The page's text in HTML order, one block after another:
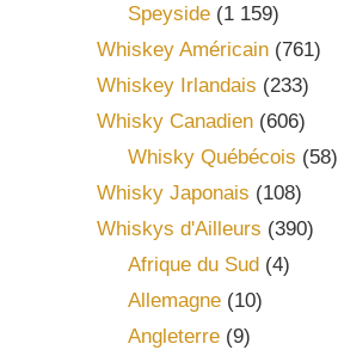
Speyside(1 159)
Whiskey Américain (761)
Whiskey Irlandais (233)
Whisky Canadien (606)
Whisky Québécois (58)
Whisky Japonais (108)
Whiskys d'Ailleurs (390)
Afrique du Sud (4)
Allemagne(10)
Angleterre(9)